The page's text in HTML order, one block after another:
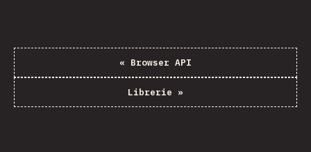
« Browser API
Librerie »